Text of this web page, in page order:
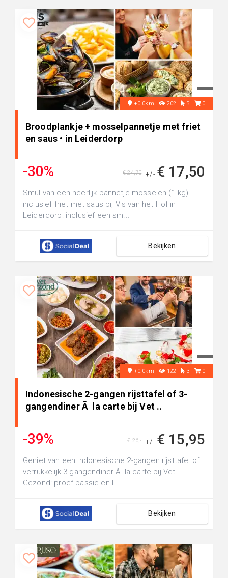
+0.0km 202 5 0
Broodplankje + mosselpannetje met friet
en saus • in Leiderdorp
-30% +/- € 17,50
€ 24,70
Smul van een heerlijk pannetje mosselen (1 kg)
inclusief friet met saus bij Vis van het Hof in
Leiderdorp: inclusief een sm...
Bekijken
+0.0km 122 3 0
Indonesische 2-gangen rijsttafel of 3-
gangendiner Ã la carte bij Vet ..
-39% +/- € 15,95
€ 26,-
Geniet van een Indonesische 2-gangen rijsttafel of
verrukkelijk 3-gangendiner Ã la carte bij Vet
Gezond: proef passie en l...
Bekijken